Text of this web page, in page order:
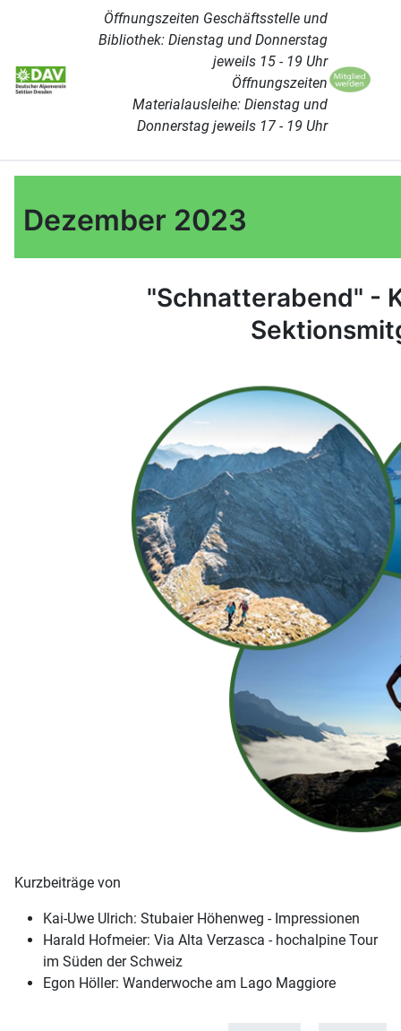
Öffnungszeiten Geschäftsstelle und
Bibliothek: Dienstag und Donnerstag
jeweils 15 - 19 Uhr
Öffnungszeiten
Materialausleihe: Dienstag und
Donnerstag jeweils 17 - 19 Uhr
Dezember 2023
"Schnatterabend" -
Kurzbeiträge von
Kai-Uwe Ulrich: Stubaier Höhenweg - Impressionen
Harald Hofmeier: Via Alta Verzasca - hochalpine Tour
im Süden der Schweiz
Egon Höller: Wanderwoche am Lago Maggiore